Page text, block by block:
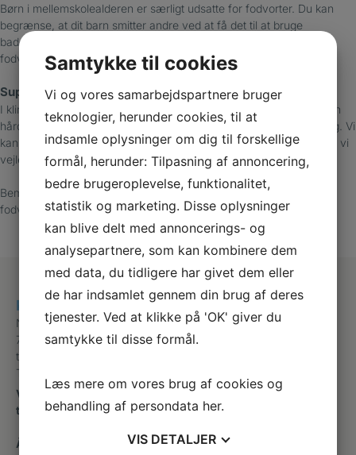
Børn i mellemskolealderen er særligt udsatte for fodvorter. Du kan
begrænse, at dit barn smitter andre ved at få det til at bruge
badesandaler i omklædningsrummet og forhindre det i at kradse i
fodvorterne.
Suppler din behandling
I klinikken tilbyder vi professionel behandling, hvor vi beskærer den
hårde hud ved fodvorten og aflaster området, hvis den generer dig. Vi
kan behandle med særlige produkter, der ikke findes i håndkøb, og vi
vejleder dig i, hvilke muligheder du har for behandling.
Bemærk: Finger- og fodvorter kan skyldes samme virus, men
fodvorter er fladere, fordi de trykkes ned, når man går.
Klinik for Fodterapi, Give
Nytorv 7
7323 Give
trine@trinesfodterapi.dk
Telefon
Ved Henvisning fra lægen skal der ringes til klinikken for
tidsbestilling. Kan ikke online bookes
Åbningstider
Samtykke til cookies
Vi og vores samarbejdspartnere bruger
teknologier, herunder cookies, til at
indsamle oplysninger om dig til forskellige
formål, herunder: Tilpasning af annoncering,
bedre brugeroplevelse, funktionalitet,
statistik og marketing. Disse oplysninger
kan blive delt med annoncerings- og
analysepartnere, som kan kombinere dem
med data, du tidligere har givet dem eller
de har indsamlet gennem din brug af deres
tjenester. Ved at klikke på 'OK' giver du
samtykke til disse formål.
Læs mere om vores brug af cookies og
behandling af persondata her.
VIS DETALJER